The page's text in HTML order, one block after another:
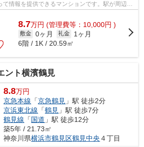
て情報を提供できるマンションです。駅が周辺に
ります。共...
8.7万円 (管理費等：10,000円 )
敷金 0ヶ月 礼金
1ヶ月
6階 / 1K / 20.59㎡
ント横濱鶴見
8.8万円
京急本線 「京急鶴見 」駅 徒歩2分
京浜東北線 「鶴見 」駅 徒歩7分
鶴見線 「国道 」駅 徒歩12分
築5年 / 21.73㎡
神奈川県横浜市鶴見区鶴見中央 ４丁目